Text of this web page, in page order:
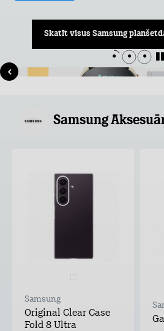
Skatīt visus Samsung
Samsung
Samsung
Original Clear Case
Fold 8 Ultra